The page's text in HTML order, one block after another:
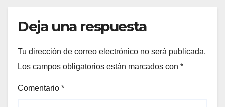
Deja una respuesta
Tu dirección de correo electrónico no será publicada.
Los campos obligatorios están marcados con *
Comentario *